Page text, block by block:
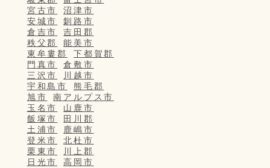
宮古市
沼津市
安城市
釧路市
倉吉市
吉田郡
秩父郡
能美市
東牟婁郡
下都賀郡
門真市
倉敷市
三沢市
川越市
宇和島市
熊毛郡
旭市
南アルプス市
玉名市
山鹿市
飯塚市
田川郡
土浦市
鹿嶋市
登米市
北杜市
栗東市
川上郡
日光市
高岡市